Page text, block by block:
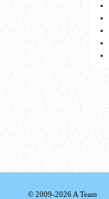
© 2009-2026 A Team